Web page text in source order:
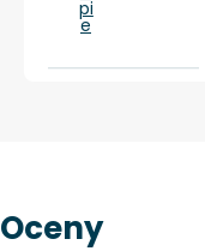
pi
e
Oceny